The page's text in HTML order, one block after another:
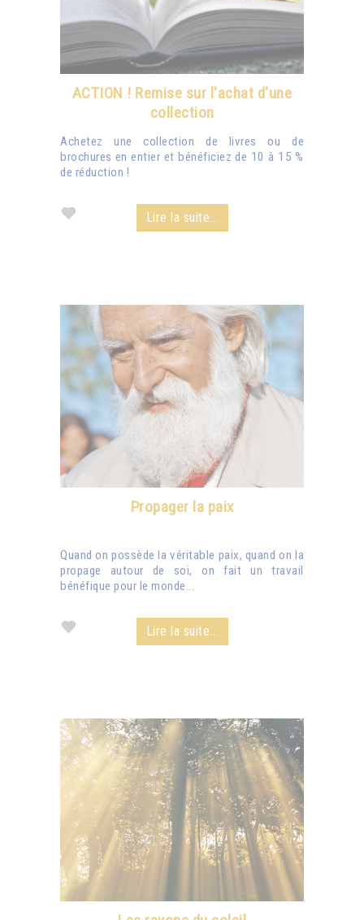
ACTION ! Remise sur l'achat d'une
collection
Achetez une collection de livres ou de
brochures en entier et bénéficiez de 10 à 15 %
de réduction !
Lire la suite...
Propager la paix
Quand on possède la véritable paix, quand on la
propage autour de soi, on fait un travail
bénéfique pour le monde...
Lire la suite...